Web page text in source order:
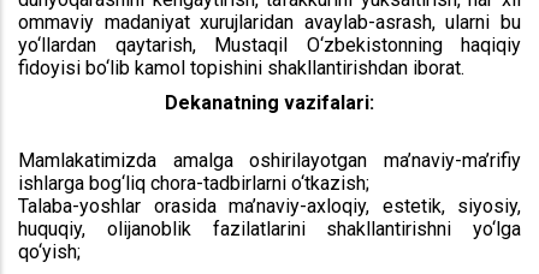
ommaviy madaniyat xurujlaridan avaylab-asrash, ularni bu
yo‘llardan qaytarish, Mustaqil O‘zbekistonning haqiqiy
fidoyisi bo‘lib kamol topishini shakllantirishdan iborat.
Dekanatning vazifalari:
Mamlakatimizda amalga oshirilayotgan ma’naviy-ma’rifiy
ishlarga bog‘liq chora-tadbirlarni o‘tkazish;
Talaba-yoshlar orasida ma’naviy-axloqiy, estetik, siyosiy,
huquqiy, olijanoblik fazilatlarini shakllantirishni yo‘lga
qo‘yish;